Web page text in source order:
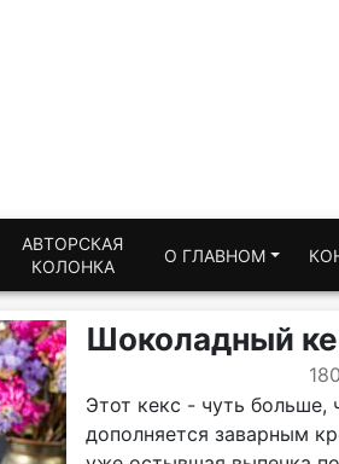
АВТОРСКАЯ
КОЛОНКА
О ГЛАВНОМ
Шоколадный
Этот кекс - чуть больше,
дополняется заварным